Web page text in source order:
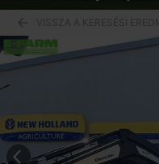
VISSZA A KERESÉSI